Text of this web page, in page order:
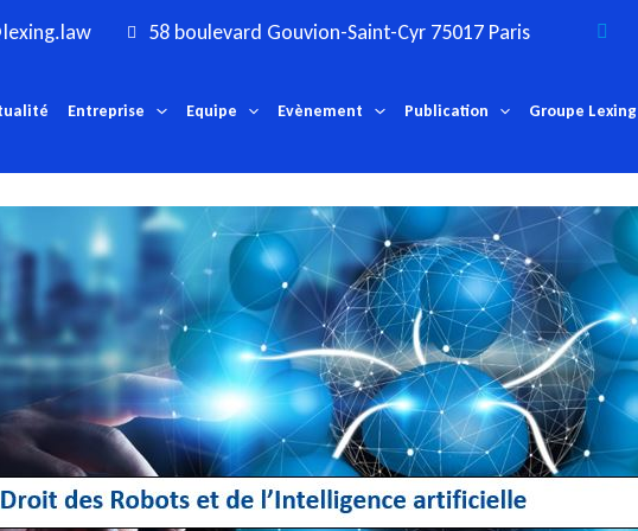
58 boulevard Gouvion-Saint-Cyr 75017 Paris
Entreprise Equipe Evènement Publication Groupe Lexing